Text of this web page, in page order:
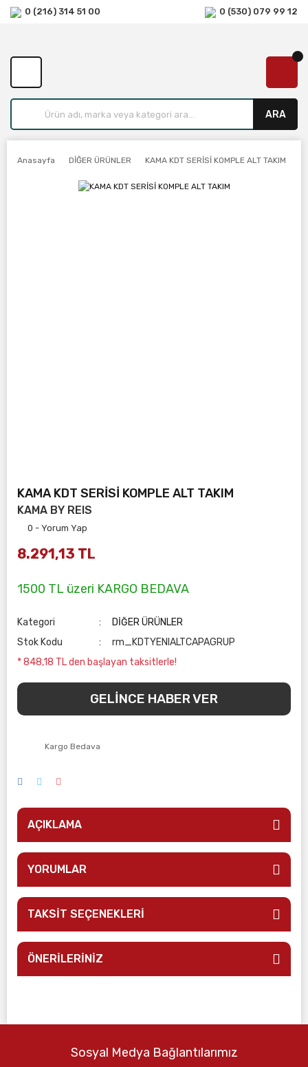
0 (216) 314 51 00 0 (530) 079 99 12
ARA
Anasayfa DİĞER ÜRÜNLER KAMA KDT SERİSİ KOMPLE ALT TAKIM
KAMA KDT SERİSİ KOMPLE ALT TAKIM
KAMA BY REIS
0 - Yorum Yap
8.291,13 TL
1500 TL üzeri KARGO BEDAVA
Kategori
DİĞER ÜRÜNLER
Stok Kodu
rm_KDTYENIALTCAPAGRUP
* 848,18 TL den başlayan taksitlerle!
GELİNCE HABER VER
Kargo Bedava
AÇIKLAMA
YORUMLAR
TAKSİT SEÇENEKLERİ
ÖNERİLERİNİZ
Sosyal Medya Bağlantılarımız